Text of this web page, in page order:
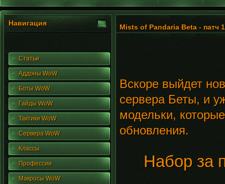
Навигация
Статьи
Аддоны WoW
Боты WoW
Гайды WoW
Тактики WoW
Сервера WoW
Классы
Профессии
Макросы WoW
Mists of Pandaria Beta - патч
Вскоре выйдет
сервера Беты, и
модельки,
обновления.
Набор за